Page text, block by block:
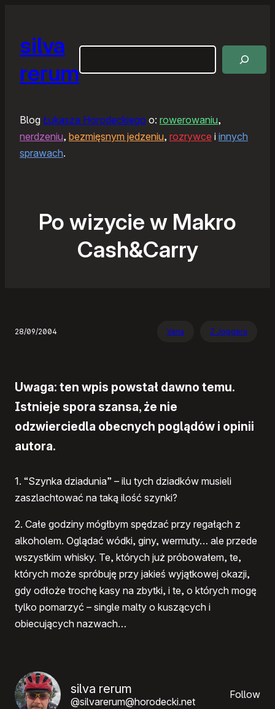
silva
rerum
Blog Łukasza Horodeckiego o: rowerowaniu,
nerdzeniu, bezmięsnym jedzeniu, rozrywce i innych
sprawach.
Po wizycie w Makro
Cash&Carry
28/09/2004 Varia Z Joggera
Uwaga: ten wpis powstał dawno temu.
Istnieje spora szansa, że nie
odzwierciedla obecnych poglądów i opinii
autora.
1. “Szynka dziadunia” – ilu tych dziadków musieli
zaszlachtować na taką ilość szynki?
2. Całe godziny mógłbym spędzać przy regałąch z
alkoholem. Oglądać wódki, giny, wermuty… ale przede
wszystkim whisky. Te, których już próbowałem, te,
których może spróbuję przy jakieś wyjątkowej okazji,
gdy odłoże trochę kasy na zbytki, i te, o których mogę
tylko pomarzyć – single malty o kuszących i
obiecujących nazwach…
silva rerum
@silvarerum@horodecki.net
Follow